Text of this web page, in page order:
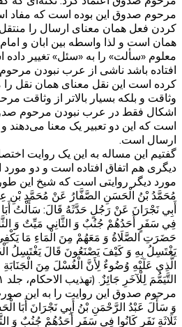
مرحوم صدوق این بوده است که مفاد
کردن فعل همان معنای ارسال را
همان است و لذا واسطه بین ابان و
معلوم «سألت» را به «سئل» تغییر
افتاده باشد ناشی از عرب نبودن
کرده است این نقل معنای همان نقل را
وثاقت و بلکه بسیار بالاتر از وثاقت
اشکال فقط در عرب نبودن مرحوم
است که این دو تعبیر یک معنا می‌دهند
ارسال است.
گفتیم این مساله به این یک روایت
دیگری هم اتفاق افتاده است و دو مورد
مورد دیگر روایتی است که شیخ این
مُحَمَّدُ بْنُ الْحَسَنِ الصَّفَّارُ عَنْ مُحَمَّدِ بْنِ
أَبِي نَجْرَانَ عَنْ رَجُلٍ حَدَّثَهُ قَالَ: سَأَلْتُ أَبَا
فِي سَفَرٍ أَحَدُهُمْ‏ جُنُبٌ‏ وَ الثَّانِي مَيِّتٌ وَ
حَضَرَتِ الصَّلَاةُ وَ مَعَهُمْ مِنَ الْمَاءِ مَا
يَغْتَسِلُ بِهِ وَ كَيْفَ يَصْنَعُونَ قَالَ يَغْتَسِلُ
الَّذِي عَلَيْهِ وُضُوءٌ لِأَنَّ الْغُسْلَ مِنَ
التَّيَمُّمَ لِلْآخَرِ جَائِزٌ. (تهذیب الاحکام، جلد ۱، صفحه ۱۰۹)
مرحوم صدوق این روایت را به این
وَ سَأَلَ عَبْدُ الرَّحْمَنِ بْنُ أَبِي نَجْرَانَ‏
ثَلَاثَةِ نَفَرٍ كَانُوا فِي سَفَرٍ أَحَدُهُمْ‏ جُنُبٌ‏ وَ